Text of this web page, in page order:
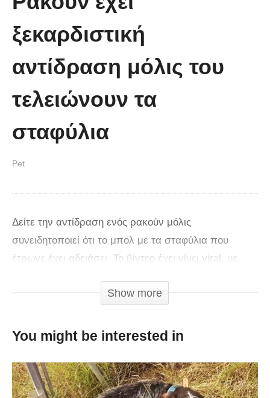
στον κόσμο!! (Video)
ξεκαρδιστική
αντίδραση μόλις του
τελειώνουν τα
σταφύλια
Pet
Δείτε την αντίδραση ενός ρακούν μόλις
συνειδητοποιεί ότι το μπολ με τα σταφύλια που
έτρωγε έχει αδειάσει. Το βίντεο έχει γίνει viral, με
Show more
You might be interested in